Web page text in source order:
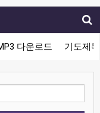
다운로드 기도제목